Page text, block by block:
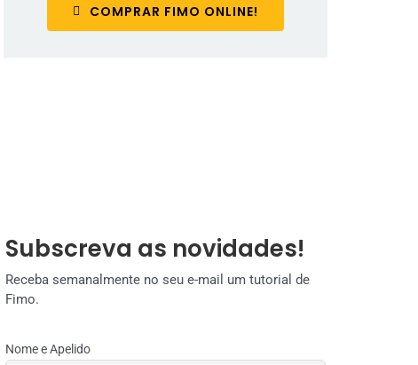
COMPRAR FIMO ONLINE!
Subscreva as novidades!
Receba semanalmente no seu e-mail um tutorial de
Fimo.
Nome e Apelido